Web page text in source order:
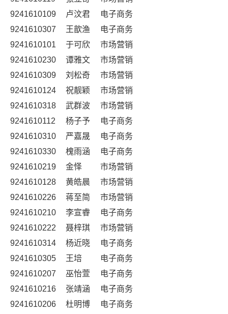
9241610109
卢汶君
电子商务
9241610307
王歆渔
电子商务
9241610101
于可欣
市场营销
9241610230
谭雅文
市场营销
9241610309
刘松奇
市场营销
9241610124
祝靓颖
市场营销
9241610318
武群波
市场营销
9241610112
杨子予
电子商务
9241610310
严嘉晟
电子商务
9241610330
槐雨涵
电子商务
9241610219
金怿
市场营销
9241610128
黄皓晨
市场营销
9241610226
蒋至简
市场营销
9241610210
李宣睿
电子商务
9241610222
聂梓琪
市场营销
9241610314
杨近晓
电子商务
9241610305
王培
电子商务
9241610207
巫怡萱
电子商务
9241610216
张靖涵
电子商务
9241610206
杜明博
电子商务